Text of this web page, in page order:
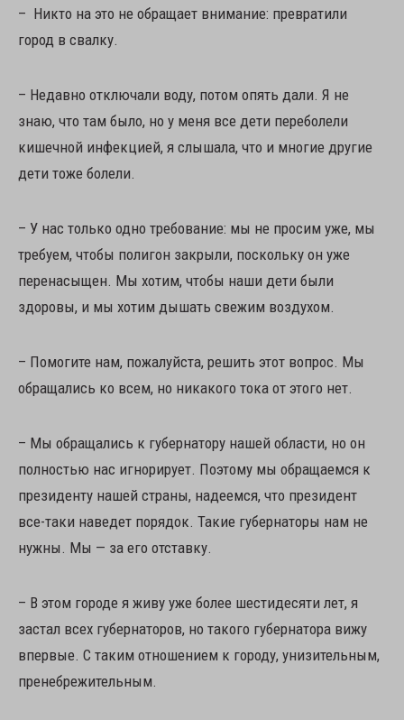
– Никто на это не обращает внимание: превратили
город в свалку.
– Недавно отключали воду, потом опять дали. Я не
знаю, что там было, но у меня все дети переболели
кишечной инфекцией, я слышала, что и многие другие
дети тоже болели.
– У нас только одно требование: мы не просим уже, мы
требуем, чтобы полигон закрыли, поскольку он уже
перенасыщен. Мы хотим, чтобы наши дети были
здоровы, и мы хотим дышать свежим воздухом.
– Помогите нам, пожалуйста, решить этот вопрос. Мы
обращались ко всем, но никакого тока от этого нет.
– Мы обращались к губернатору нашей области, но он
полностью нас игнорирует. Поэтому мы обращаемся к
президенту нашей страны, надеемся, что президент
все-таки наведет порядок. Такие губернаторы нам не
нужны. Мы — за его отставку.
– В этом городе я живу уже более шестидесяти лет, я
застал всех губернаторов, но такого губернатора вижу
впервые. С таким отношением к городу, унизительным,
пренебрежительным.